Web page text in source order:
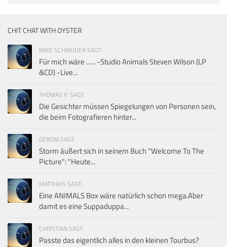
CHIT CHAT WITH OYSTER
MIKE SCHNEIDER SAGT:
Für mich wäre ...... -Studio Animals Steven Wilson (LP
&CD) -Live...
THOMAS P. SAGT:
Die Gesichter müssen Spiegelungen von Personen sein,
die beim Fotografieren hinter...
GERDM SAGT:
Storm äußert sich in seinem Buch "Welcome To The
Picture": "Heute...
MATTHIAS SAGT:
Eine ANIMALS Box wäre natürlich schon mega.Aber
damit es eine Suppaduppa...
CHRISTIAN SAGT:
Passte das eigentlich alles in den kleinen Tourbus?